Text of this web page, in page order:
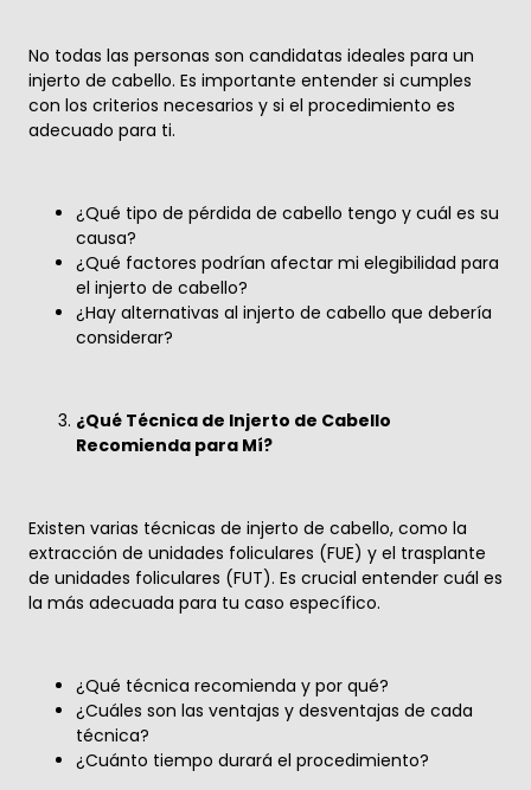
No todas las personas son candidatas ideales para un
injerto de cabello. Es importante entender si cumples
con los criterios necesarios y si el procedimiento es
adecuado para ti.
¿Qué tipo de pérdida de cabello tengo y cuál es su
causa?
¿Qué factores podrían afectar mi elegibilidad para
el injerto de cabello?
¿Hay alternativas al injerto de cabello que debería
considerar?
¿Qué Técnica de Injerto de Cabello
Recomienda para Mí?
Existen varias técnicas de injerto de cabello, como la
extracción de unidades foliculares (FUE) y el trasplante
de unidades foliculares (FUT). Es crucial entender cuál es
la más adecuada para tu caso específico.
¿Qué técnica recomienda y por qué?
¿Cuáles son las ventajas y desventajas de cada
técnica?
¿Cuánto tiempo durará el procedimiento?